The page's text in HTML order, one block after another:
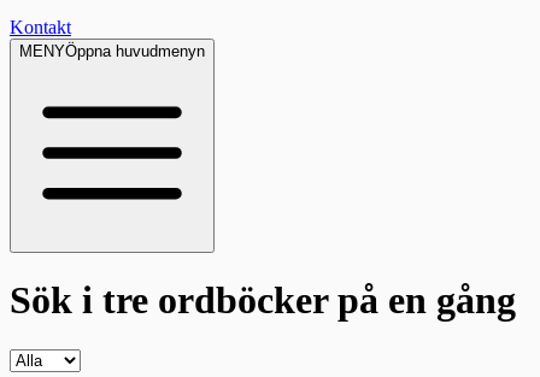
Kontakt
MENYÖppna huvudmenyn
Sök i tre ordböckerpå en gång